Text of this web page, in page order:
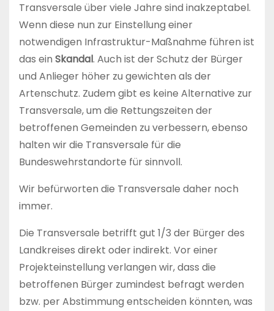
Transversale über viele Jahre sind inakzeptabel.
Wenn diese nun zur Einstellung einer
notwendigen Infrastruktur-Maßnahme führen ist
das ein Skandal. Auch ist der Schutz der Bürger
und Anlieger höher zu gewichten als der
Artenschutz. Zudem gibt es keine Alternative zur
Transversale, um die Rettungszeiten der
betroffenen Gemeinden zu verbessern, ebenso
halten wir die Transversale für die
Bundeswehrstandorte für sinnvoll.
Wir befürworten die Transversale daher noch
immer.
Die Transversale betrifft gut 1/3 der Bürger des
Landkreises direkt oder indirekt. Vor einer
Projekteinstellung verlangen wir, dass die
betroffenen Bürger zumindest befragt werden
bzw. per Abstimmung entscheiden könnten, was